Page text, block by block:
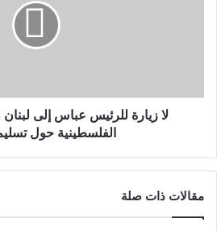
لا زيارة للرئيس عباس إلى لبنان
الفلسطينية حول
مقالات ذات صلة